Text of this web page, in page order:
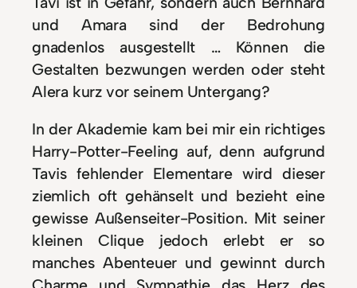
und Amara sind der Bedrohung
gnadenlos ausgestellt … Können die
Gestalten bezwungen werden oder steht
Alera kurz vor seinem Untergang?
In der Akademie kam bei mir ein richtiges
Harry-Potter-Feeling auf, denn aufgrund
Tavis fehlender Elementare wird dieser
ziemlich oft gehänselt und bezieht eine
gewisse Außenseiter-Position. Mit seiner
kleinen Clique jedoch erlebt er so
manches Abenteuer und gewinnt durch